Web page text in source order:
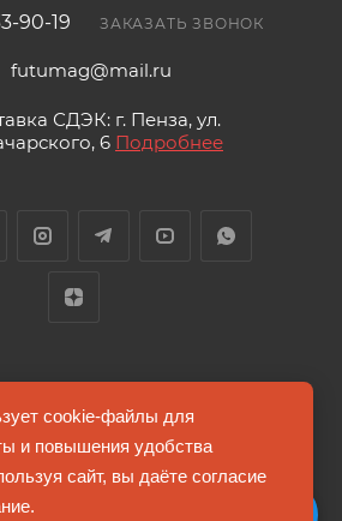
90-19 ЗАКАЗАТЬ ЗВОНОК
futumag@mail.ru
СДЭК: г. Пенза, ул.
6 Подробнее
© FUTUMAG.RU
не является публичной офертой
cookie-файлы для
и повышения удобства
сайт, вы даёте согласие